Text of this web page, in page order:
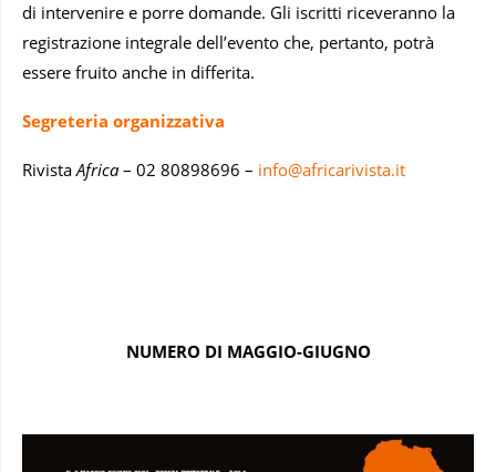
di intervenire e porre domande. Gli iscritti riceveranno la
registrazione integrale dell’evento che, pertanto, potrà
essere fruito anche in differita.
Segreteria organizzativa
RivistaAfrica– 02 80898696 – info@africarivista.it
NUMERO DI MAGGIO-GIUGNO